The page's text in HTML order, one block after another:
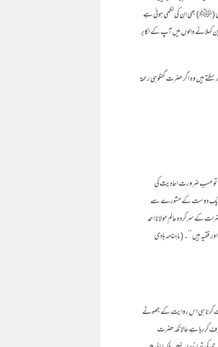
(ﷺ) بھی ان کی لکھی ہوئی ہے
کہلانے والوں میں آپ کے اکابر
ہیں وہ اگر حضرت گنگوہی رحمۃ
تو حسب ضرورت احادیث کی
ایک دوست کے مشورے سے
کے سرکردہ عالم مولانا احمد
ہیں ‘‘۔ ( ماہنامہ ہادی
کرنا ہی اس روایت کے جھوٹے
کررہا ہے حالانکہ حضرت